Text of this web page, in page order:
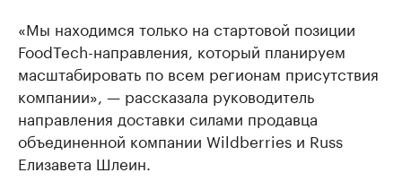
«Мы находимся только на стартовой позиции
FoodTech-направления, который планируем
масштабировать по всем регионам присутствия
компании», — рассказала руководитель
направления доставки силами продавца
объединенной компании Wildberries и Russ
Елизавета Шлеин.